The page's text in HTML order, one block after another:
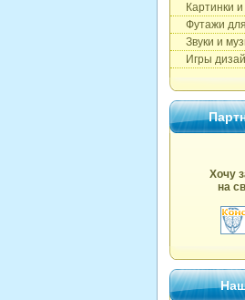
Картинки
Футажи
Звуки и
Игры
Хочу
на